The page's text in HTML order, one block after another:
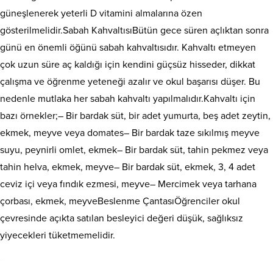
güneşlenerek yeterli D vitamini almalarına özen
gösterilmelidir.Sabah KahvaltısıBütün gece süren açlıktan sonra
günü en önemli öğünü sabah kahvaltısıdır. Kahvaltı etmeyen
çok uzun süre aç kaldığı için kendini güçsüz hisseder, dikkat
çalışma ve öğrenme yeteneği azalır ve okul başarısı düşer. Bu
nedenle mutlaka her sabah kahvaltı yapılmalıdır.Kahvaltı için
bazı örnekler;– Bir bardak süt, bir adet yumurta, beş adet zeytin,
ekmek, meyve veya domates– Bir bardak taze sıkılmış meyve
suyu, peynirli omlet, ekmek– Bir bardak süt, tahin pekmez veya
tahin helva, ekmek, meyve– Bir bardak süt, ekmek, 3, 4 adet
ceviz içi veya fındık ezmesi, meyve– Mercimek veya tarhana
çorbası, ekmek, meyveBeslenme ÇantasıÖğrenciler okul
çevresinde açıkta satılan besleyici değeri düşük, sağlıksız
yiyecekleri tüketmemelidir.